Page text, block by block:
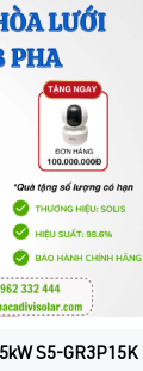
S5-GR3P15K